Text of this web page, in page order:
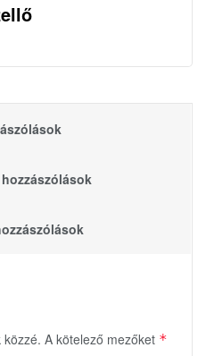
A kötelező mezőket *